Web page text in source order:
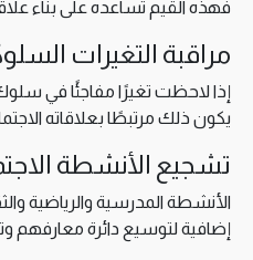
فهذه القيم تساعده على بناء
مراقبة التغيرات
إذا لاحظت تغيرًا مفاجئًا في
يكون ذلك مرتبطًا بعلاقاته
تشجيع الأنشطة
الأنشطة المدرسية والرياضية
إضافية لتوسيع دائرة معارفهم